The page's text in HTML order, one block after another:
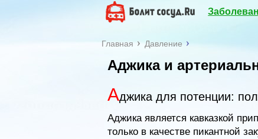
Главная Давление
Аджика и
Аджика для потенции:
Аджика является кавказкой
только в качестве пикантной